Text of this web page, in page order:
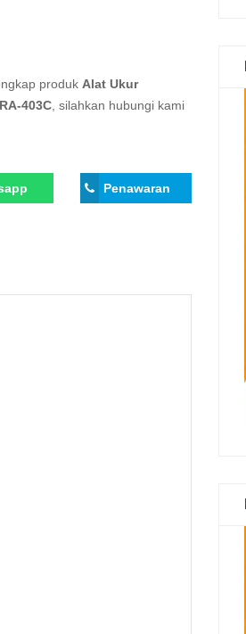
produk Alat Ukur
403C , silahkan hubungi kami
Penawaran